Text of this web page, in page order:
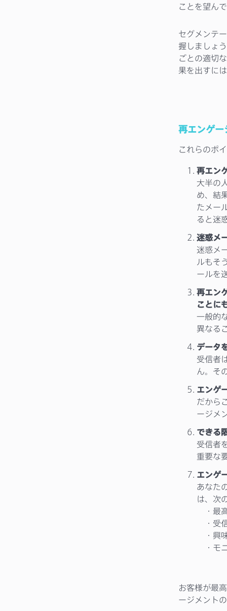
ことを望ん
セグメンテ
握しましょ
ごとの適切
果を出すに
再エンゲ
これらのポ
再エン
大半の
め、結
たメー
ると迷
迷惑メ
迷惑メ
ルもそ
ールを
再エン
ことに
一般的
異なる
データ
受信者
ん。そ
エンゲ
だから
ージメ
できる
受信者
重要な
エンゲ
あなた
は、次
・最
・受
・興
・モ
お客様が最
ージメント